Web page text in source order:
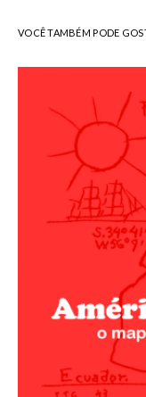
VOCÊ TAMBÉM PODE